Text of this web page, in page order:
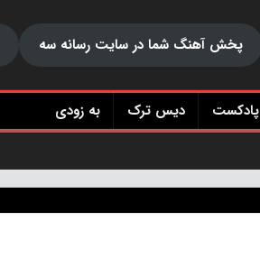
پخش آهنگ شما در سایت رسانه سه
پادکست دیس ترک به زودی